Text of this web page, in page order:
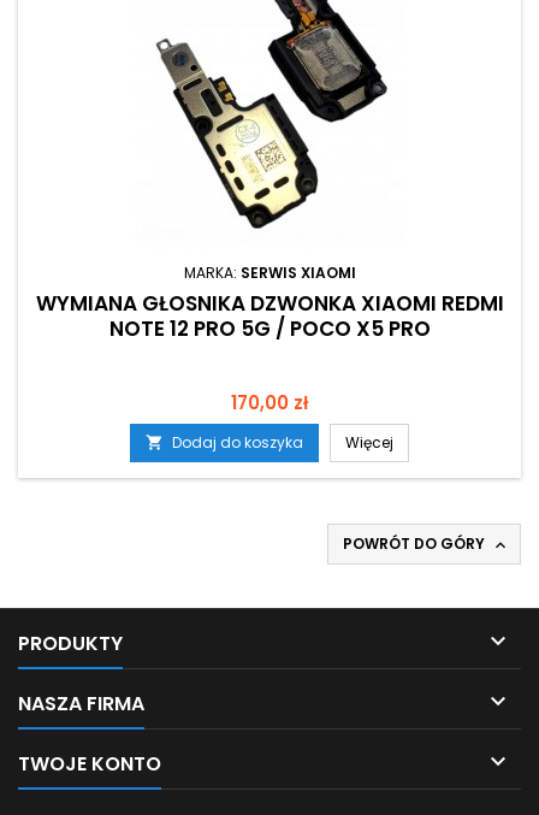
MARKA: SERWIS XIAOMI
WYMIANA GŁOSNIKA DZWONKA XIAOMI REDMI
NOTE 12 PRO 5G / POCO X5 PRO
Cena
170,00 zł
 Dodaj do koszyka Więcej
POWRÓT DO GÓRY 
PRODUKTY 
NASZA FIRMA 
TWOJE KONTO 